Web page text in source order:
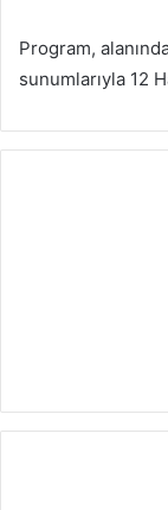
Program,
sunumlarıyla 12